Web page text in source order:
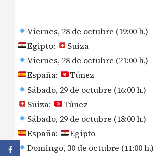
Viernes, 28 de octubre (19:00 h.)
Egipto:
Suiza
Viernes, 28 de octubre (21:00 h.)
España:
Túnez
Sábado, 29 de octubre (16:00 h.)
Suiza:
Túnez
Sábado, 29 de octubre (18:00 h.)
España:
Egipto
Domingo, 30 de octubre (11:00 h.)